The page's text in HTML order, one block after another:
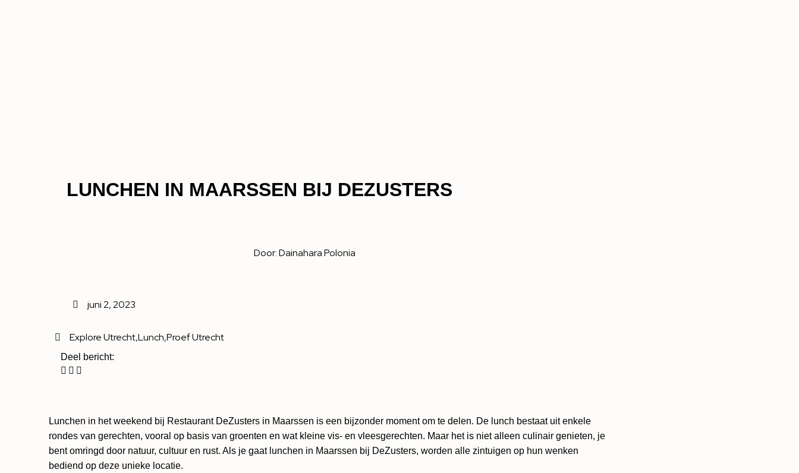
LUNCHEN IN MAARSSEN BIJ DEZUSTERS
Door:Dainahara Polonia
juni 2, 2023
Explore Utrecht,Lunch,Proef Utrecht
Deel bericht:
Lunchen in het weekend bij Restaurant DeZusters in Maarssen is een bijzonder moment om te delen. De lunch bestaat uit enkele
rondes van gerechten, vooral op basis van groenten en wat kleine vis- en vleesgerechten. Maar het is niet alleen culinair genieten, je
bent omringd door natuur, cultuur en rust. Als je gaat lunchen in Maarssen bij DeZusters, worden alle zintuigen op hun wenken
bediend op deze unieke locatie.